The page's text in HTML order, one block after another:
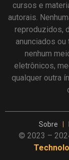
cursos e
autorais.
reproduzidos,
anunciados ou
nenhum
eletrônicos,
qualquer outra
Sobre
© 2023 –